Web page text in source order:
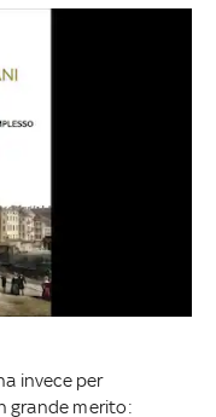
invece per
grande merito: